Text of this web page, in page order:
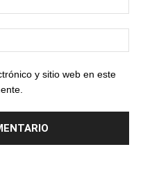
y sitio web en este